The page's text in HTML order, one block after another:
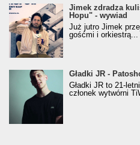
Jimek zdradza kulisy
Hopu" - wywiad
Jimek zdradza
Hopu" - wywiad
Już jutro Jimek
gośćmi i orkiestrą...
Gładki JR - Patoshot
Gładki JR -
Gładki JR to 21-
członek wytwórni